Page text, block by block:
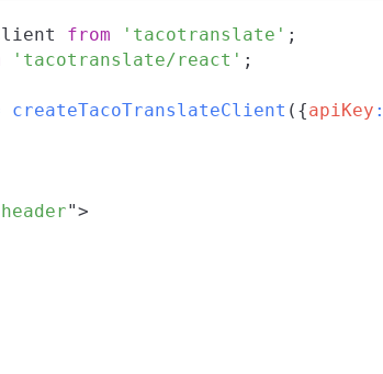
from 'tacotranslate' ;
'tacotranslate/react' ;
createTacoTranslateClient ( {apiKey :
header">